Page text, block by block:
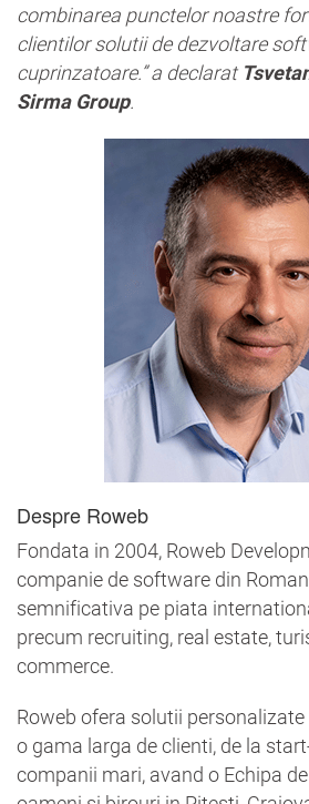
combinarea punctelor noastre
clientilor solutii de dezvoltare
cuprinzatoare.” a declarat
Sirma Group.
Despre Roweb
Fondata in 2004, Roweb
companie de software din
semnificativa pe piata
precum recruiting, real estate,
commerce.
Roweb ofera solutii
o gama larga de clienti, de la
companii mari, avand o Echipa